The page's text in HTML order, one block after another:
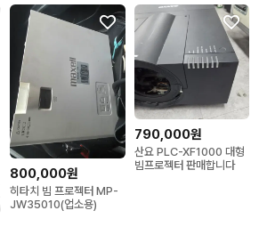
800,000원
히타치 빔 프로젝터 MP-
JW35010(업소용)
790,000원
산요 PLC-XF1000 대형
빔프로젝터 판매합니다